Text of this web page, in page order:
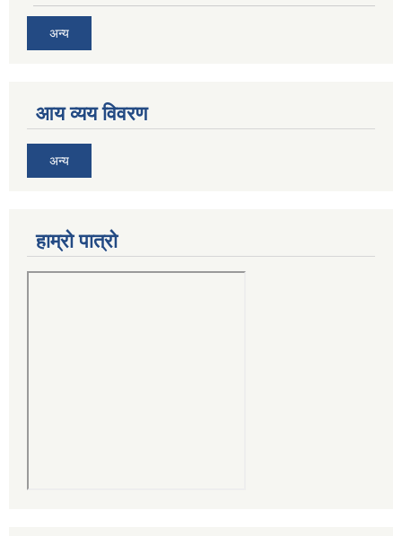
अन्य
आय व्यय विवरण
अन्य
हाम्रो पात्रो